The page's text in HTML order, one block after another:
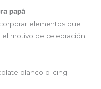
papá
elementos que
motivo de celebración.
blanco o icing